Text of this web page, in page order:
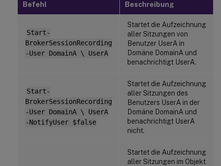
Befehl Beschreibung
Start-
BrokerSessionRecording
-User DomainA \ UserA
Startet die Aufzeichnung
aller Sitzungen von
Benutzer UserA in
Domäne DomainA und
benachrichtigt UserA.
Start-
BrokerSessionRecording
-User DomainA \ UserA
-NotifyUser $false
Startet die Aufzeichnung
aller Sitzungen des
Benutzers UserA in der
Domäne DomainA und
benachrichtigt UserA
nicht.
Startet die Aufzeichnung
aller Sitzungen im Objekt